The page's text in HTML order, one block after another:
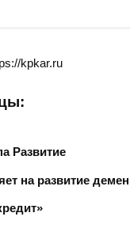
kpkar.ru
Развитие
на развитие